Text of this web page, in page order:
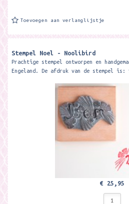
Toevoegen aan verlanglijstje
Stempel Noel - Noolibird
Prachtige stempel ontworpen en
Engeland. De afdruk van de stempel
€ 25,95